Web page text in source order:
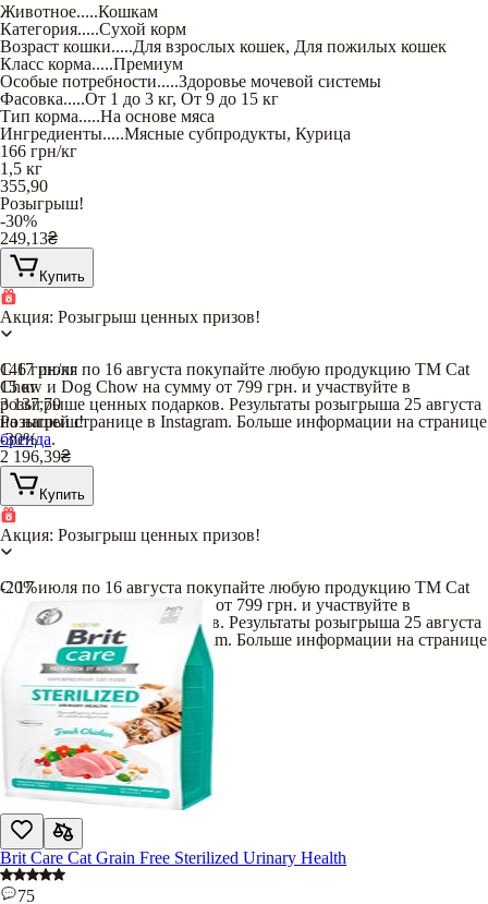
Животное.....Кошкам
Категория.....Сухой корм
Возраст кошки.....Для взрослых кошек, Для пожилых кошек
Класс корма.....Премиум
Особые потребности.....Здоровье мочевой системы
Фасовка.....От 1 до 3 кг, От 9 до 15 кг
Тип корма.....На основе мяса
Ингредиенты.....Мясные субпродукты, Курица
166 грн/кг
1,5 кг
355,90
Розыгрыш!
-30%
249,13₴
Купить
Акция: Розыгрыш ценных призов!
С 17 июля по 16 августа покупайте любую продукцию TM Cat
Chow и Dog Chow на сумму от 799 грн. и участвуйте в
розыгрыше ценных подарков. Результаты розыгрыша 25 августа
на нашей странице в Instagram. Больше информации на странице
бренда.
146грн/кг
15 кг
3 137,70
Розыгрыш!
-30%
2 196,39₴
Купить
Акция: Розыгрыш ценных призов!
С 17 июля по 16 августа покупайте любую продукцию TM Cat
Chow и Dog Chow на сумму от 799 грн. и участвуйте в
розыгрыше ценных подарков. Результаты розыгрыша 25 августа
на нашей странице в Instagram. Больше информации на странице
.
-20%
Brit Care Cat Grain Free Sterilized Urinary Health
75